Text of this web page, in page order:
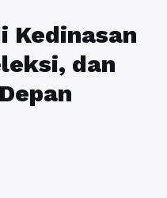
Kedinasan
dan